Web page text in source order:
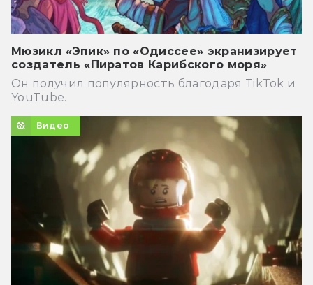
Мюзикл «Эпик» по «Одиссее» экранизирует
создатель «Пиратов Карибского моря»
Он получил популярность благодаря TikTok и
YouTube.
Видео